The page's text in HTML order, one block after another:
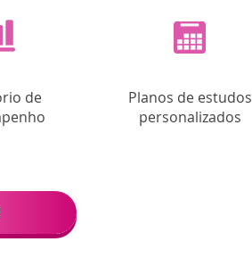
de
Planos de estudos
personalizados